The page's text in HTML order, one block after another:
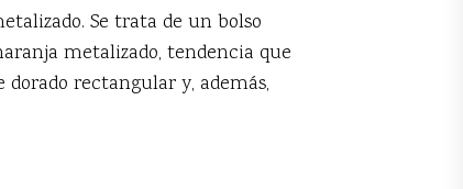
Se trata de un bolso
metalizado, tendencia que
rectangular y, además,